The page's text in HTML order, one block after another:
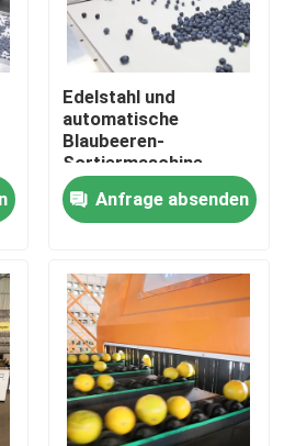
Edelstahl und
automatische
Blaubeeren-
Sortiermaschine -
99,9% Genauigkeit
Anfrage absenden